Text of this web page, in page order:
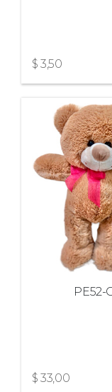
$ 3,50
PE52-
$ 33,00